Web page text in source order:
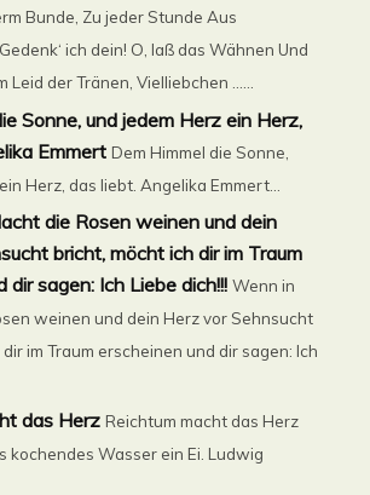
Bunde, Zu jeder Stunde Aus
ich dein! O, laß das Wähnen Und
Leid der Tränen, Vielliebchen ......
Sonne, und jedem Herz ein Herz,
Emmert Dem Himmel die Sonne,
Herz, das liebt. Angelika Emmert...
die Rosen weinen und dein
bricht, möcht ich dir im Traum
dir sagen: Ich Liebe dich!!! Wenn in
weinen und dein Herz vor Sehnsucht
im Traum erscheinen und dir sagen: Ich
das Herz Reichtum macht das Herz
kochendes Wasser ein Ei. Ludwig